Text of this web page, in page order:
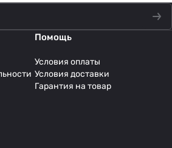
Помощь
Условия оплаты
Условия доставки
Гарантия на товар